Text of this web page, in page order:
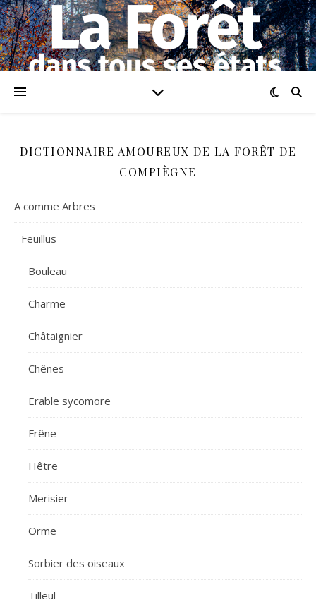
DICTIONNAIRE AMOUREUX DE LA FORÊT DE
COMPIÈGNE
A comme Arbres
Feuillus
Bouleau
Charme
Châtaignier
Chênes
Erable sycomore
Frêne
Hêtre
Merisier
Orme
Sorbier des oiseaux
Tilleul